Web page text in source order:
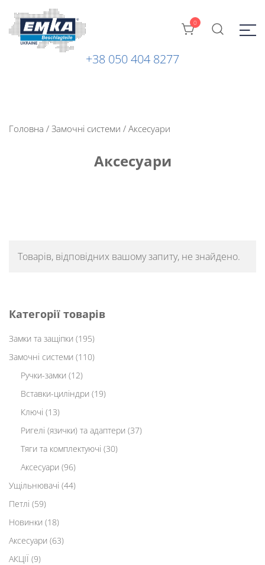
ЕМКА УКРАЇНА
Промислова фурнітура: замки, петлі та ін. від ТМ "EMKA
0
+38 050 404 8277
Головна / Замочні системи / Аксесуари
Аксесуари
Товарів, відповідних вашому запиту, не знайдено.
Категорії товарів
Замки та защіпки (195)
Замочні системи (110)
Ручки-замки (12)
Вставки-циліндри (19)
Ключі (13)
Ригелі (язички) та адаптери (37)
Тяги та комплектуючі (30)
Аксесуари (96)
Ущільнювачі (44)
Петлі (59)
Новинки (18)
Аксесуари (63)
АКЦІЇ (9)